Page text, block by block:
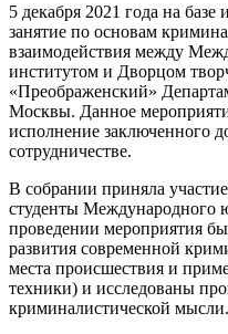
5 декабря 2021 года на базе
занятие по основам
взаимодействия между
институтом и Дворцом
«Преображенский»
Москвы. Данное
исполнение заключенного
сотрудничестве.
В собрании приняла
студенты Международного
проведении мероприятия
развития современной
места происшествия и
техники) и исследованы
криминалистической мысли.